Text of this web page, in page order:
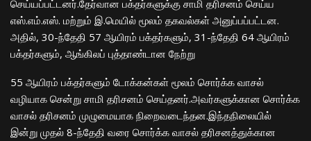
செய்யப்பட்டனர்.தேர்வான பக்தர்களுக்கு சாமி தரிசனம் செய்ய
எஸ்.எம்.எஸ். மற்றும் இ.மெயில் மூலம் தகவல்கள் அனுப்பப்பட்டன.
அதில், 30-ந்தேதி 57 ஆயிரம் பக்தர்களும், 31-ந்தேதி 64 ஆயிரம்
பக்தர்களும், ஆங்கிலப் புத்தாண்டான நேற்று
55 ஆயிரம் பக்தர்களும் டோக்கன்கள் மூலம் சொர்க்க வாசல்
வழியாக சென்று சாமி தரிசனம் செய்தனர்.அவர்களுக்கான சொர்க்க
வாசல் தரிசனம் முழுமையாக நிறைவடைந்தன.இந்தநிலையில்
இன்று முதல் 8-ந்தேதி வரை சொர்க்க வாசல் தரிசனத்துக்கான